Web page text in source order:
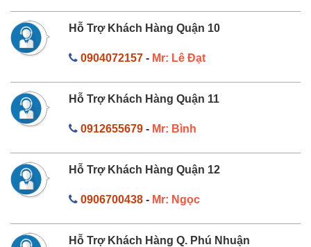
Hỗ Trợ Khách Hàng Quận 10
0904072157- Mr: Lê Đạt
Hỗ Trợ Khách Hàng Quận 11
0912655679- Mr: Bình
Hỗ Trợ Khách Hàng Quận 12
0906700438- Mr: Ngọc
Hỗ Trợ Khách Hàng Q. Phú Nhuận